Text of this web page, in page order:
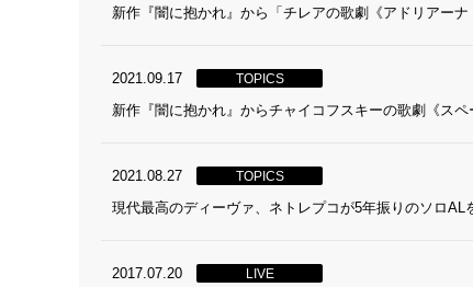
新作『闇に抱かれ』から「チレアの歌劇《アドリアー
2021.09.17 TOPICS
新作『闇に抱かれ』からチャイコフスキーの歌劇《スペ
2021.08.27 TOPICS
現代最高のディーヴァ、ネトレプコが5年振りのソロAL
2017.07.20 LIVE